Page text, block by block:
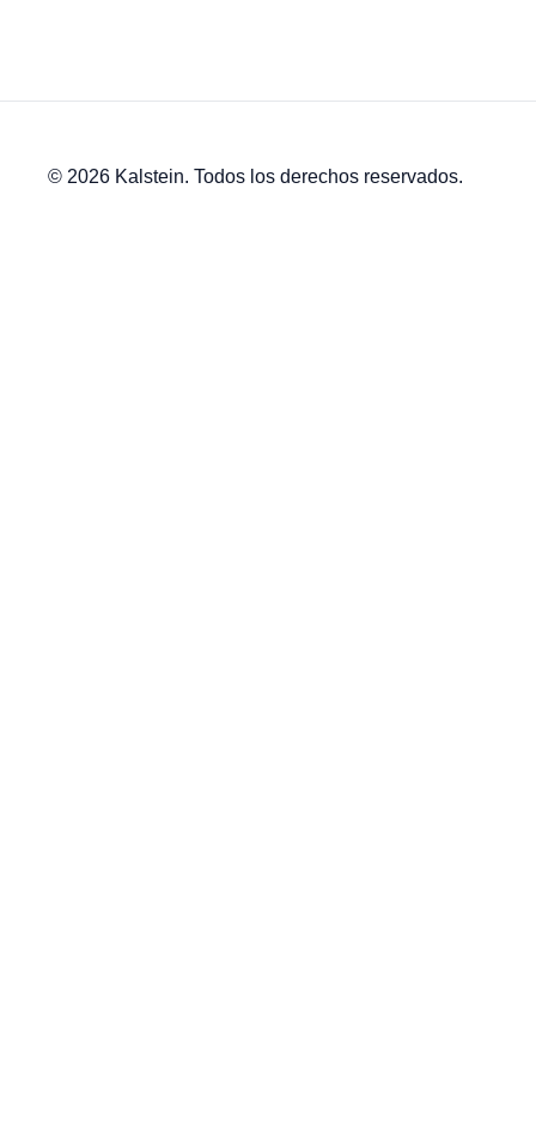
© 2026 Kalstein. Todos los derechos reservados.